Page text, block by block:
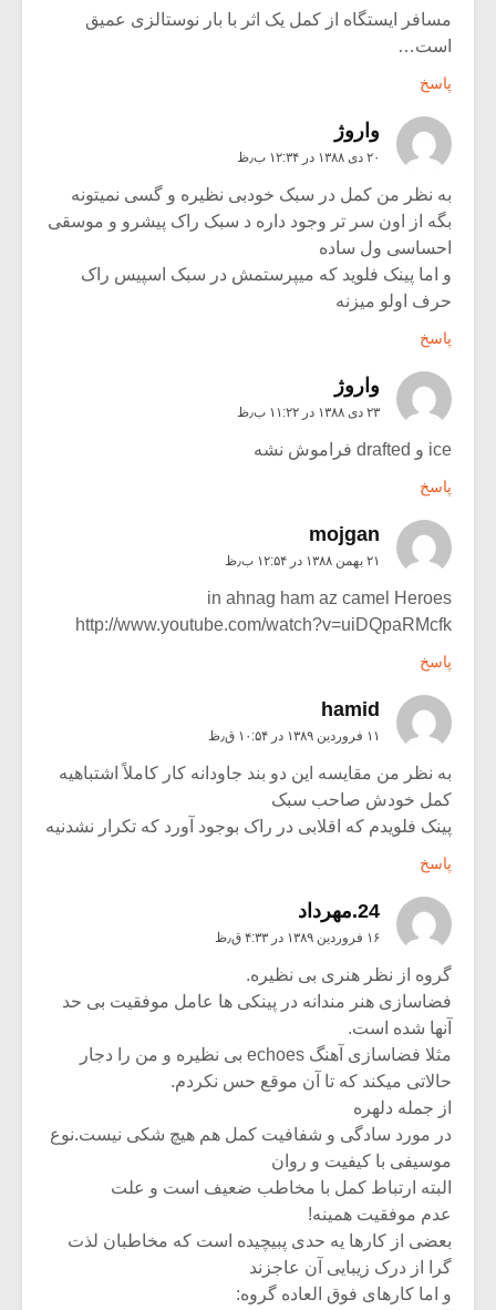
مسافر ایستگاه از کمل یک اثر با بار نوستالزی عمیق
است…
پاسخ
واروژ
۲۰ دی ۱۳۸۸ در ۱۲:۳۴ ب٫ظ
به نظر من کمل در سبک خودبی نظیره و گسی نمیتونه
بگه از اون سر تر وجود داره د سبک راک پیشرو و موسقی
احساسی ول ساده
و اما پینک فلوید که میپرستمش در سبک اسپیس راک
حرف اولو میزنه
پاسخ
واروژ
۲۳ دی ۱۳۸۸ در ۱۱:۲۲ ب٫ظ
ice و drafted فراموش نشه
پاسخ
mojgan
۲۱ بهمن ۱۳۸۸ در ۱۲:۵۴ ب٫ظ
in ahnag ham az camel Heroes
http://www.youtube.com/watch?v=uiDQpaRMcfk
پاسخ
hamid
۱۱ فروردین ۱۳۸۹ در ۱۰:۵۴ ق٫ظ
به نظر من مقایسه این دو بند جاودانه کار کاملاً اشتباهیه
کمل خودش صاحب سبک
پینک فلویدم که اقلابی در راک بوجود آورد که تکرار نشدنیه
پاسخ
24.مهرداد
۱۶ فروردین ۱۳۸۹ در ۴:۳۳ ق٫ظ
گروه از نظر هنری بی نظیره.
فضاسازی هنر مندانه در پینکی ها عامل موفقیت بی حد
آنها شده است.
مثلا فضاسازی آهنگ echoes بی نظیره و من را دجار
حالاتی میکند که تا آن موقع حس نکردم.
از جمله دلهره
در مورد سادگی و شفافیت کمل هم هیچ شکی نیست.نوع
موسیفی با کیفیت و روان
البته ارتباط کمل با مخاطب ضعیف است و علت
عدم موفقیت همینه!
بعضی از کارها یه حدی پبیچیده است که مخاطبان لذت
گرا از درک زیبایی آن عاجزند
و اما کارهای فوق العاده گروه: